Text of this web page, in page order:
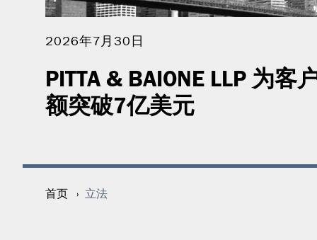
2026年7月30日
PITTA & BAIONE LLP 为客
额突破7亿美元
首页 › 立法